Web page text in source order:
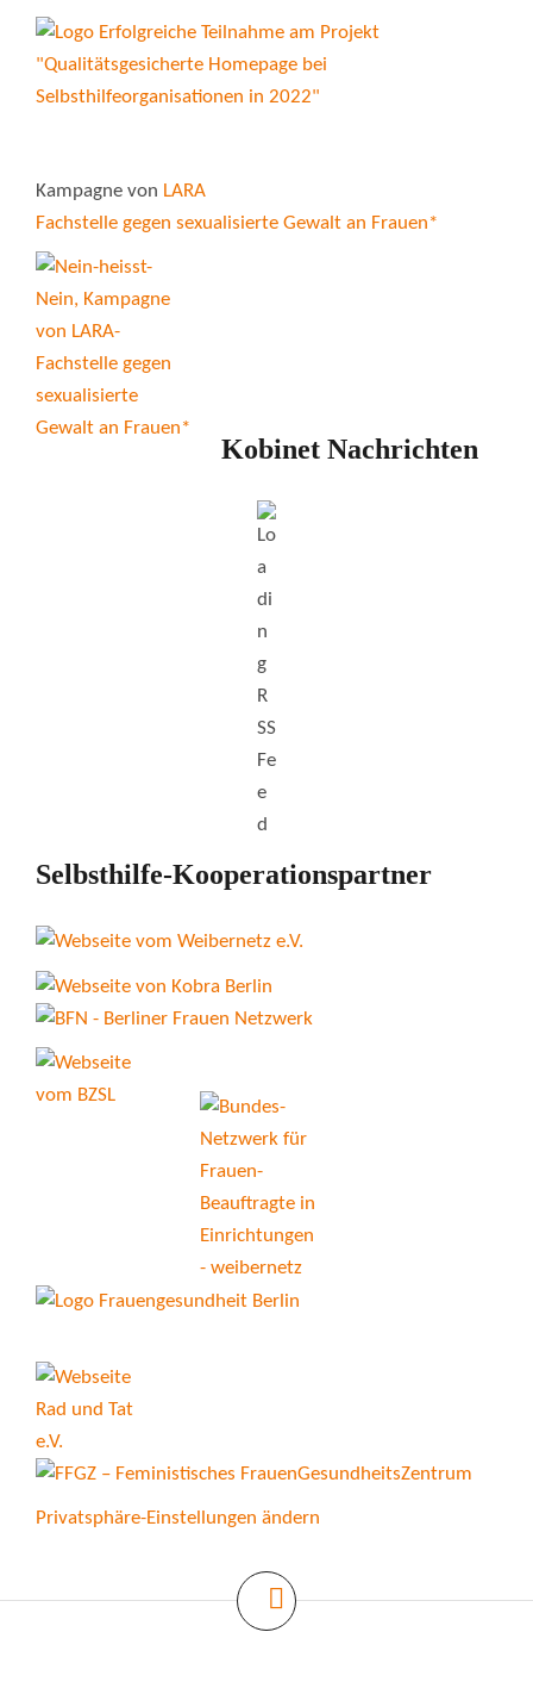
Kampagne von LARA
Fachstelle gegen sexualisierte Gewalt an Frauen*
Kobinet Nachrichten
Selbsthilfe-Kooperationspartner
Privatsphäre-Einstellungen ändern